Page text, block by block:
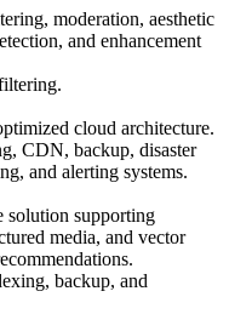
moderation, aesthetic
and enhancement
cloud architecture.
CDN, backup, disaster
and alerting systems.
solution supporting
media, and vector
backup, and